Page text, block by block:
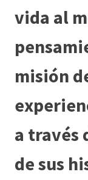
vida al
misión
a través
de sus